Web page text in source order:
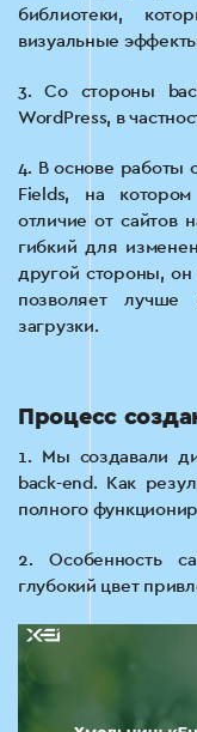
библиотеки,
визуальные
3. Со стороны
WordPress, в
4. В основе работы
Fields, на
отличие от сайтов
гибкий для
другой стороны,
позволяет лучше
загрузки.
Процесс
1. Мы создавали
back-end. Как
полного
2. Особенность
глубокий цвет